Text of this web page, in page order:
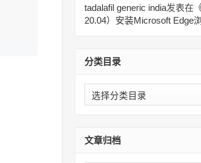
tadalafil generic india发表在
20.04）安装Microsoft Edge
分类目录
分
类
文章归档